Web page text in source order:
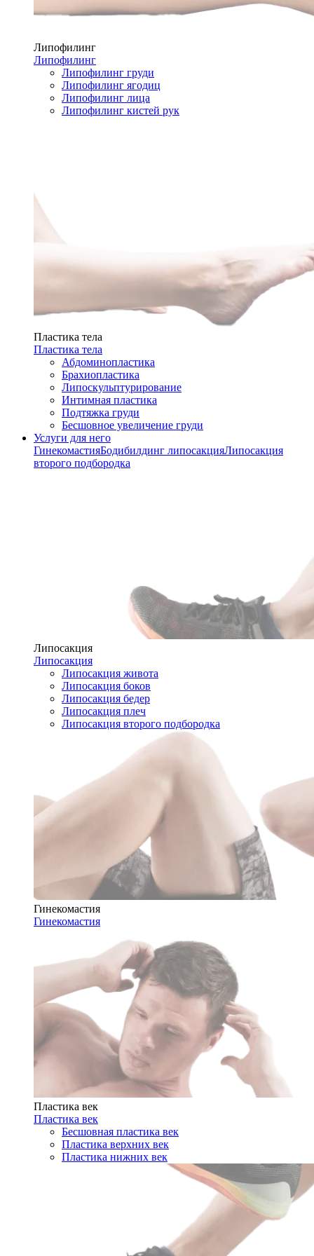
Липофилинг
Липофилинг
Липофилинг груди
Липофилинг ягодиц
Липофилинг лица
Липофилинг кистей рук
Пластика тела
Пластика тела
Абдоминопластика
Брахиопластика
Липоскульптурирование
Интимная пластика
Подтяжка груди
Бесшовное увеличение груди
Услуги для него
ГинекомастияБодибилдинг липосакцияЛипосакция
второго подбородка
Липосакция
Липосакция
Липосакция живота
Липосакция боков
Липосакция бедер
Липосакция плеч
Липосакция второго подбородка
Гинекомастия
Гинекомастия
Пластика век
Пластика век
Бесшовная пластика век
Пластика верхних век
Пластика нижних век